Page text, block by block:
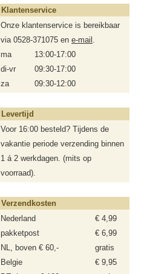
Klantenservice
Onze klantenservice is bereikbaar
via 0528-371075 en e-mail .
ma
13:00-17:00
di-vr
09:30-17:00
za
09:30-12:00
Levertijd
Voor 16:00 besteld? Tijdens de
vakantie periode verzending binnen
1 á 2 werkdagen. (mits op
voorraad).
Verzendkosten
Nederland
€ 4,99
pakketpost
€ 6,99
NL, boven € 60,-
gratis
Belgie
€ 9,95